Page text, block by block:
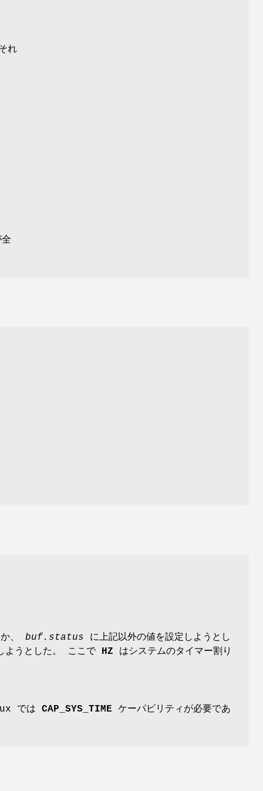
れ
、 buf.status に上記以外の値を設定しようとし
ようとした。 ここで HZ はシステムのタイマー割り
では CAP_SYS_TIME ケーパビリティが必要であ